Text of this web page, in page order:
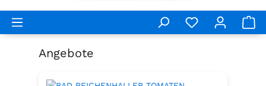
Produktgalerie überspringen
Angebote